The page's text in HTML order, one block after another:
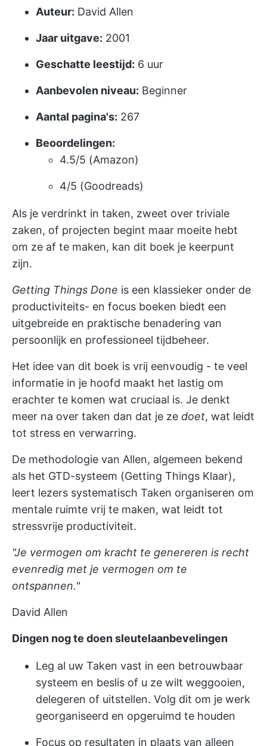
Auteur: David Allen
Jaar uitgave: 2001
Geschatte leestijd: 6 uur
Aanbevolen niveau: Beginner
Aantal pagina's: 267
Beoordelingen:
4.5/5 (Amazon)
4/5 (Goodreads)
Als je verdrinkt in taken, zweet over triviale
zaken, of projecten begint maar moeite hebt
om ze af te maken, kan dit boek je keerpunt
zijn.
Getting Things Done is een klassieker onder de
productiviteits- en focus boeken biedt een
uitgebreide en praktische benadering van
persoonlijk en professioneel tijdbeheer.
Het idee van dit boek is vrij eenvoudig - te veel
informatie in je hoofd maakt het lastig om
erachter te komen wat cruciaal is. Je denkt
meer na over taken dan dat je ze doet, wat leidt
tot stress en verwarring.
De methodologie van Allen, algemeen bekend
als het GTD-systeem (Getting Things Klaar),
leert lezers systematisch Taken organiseren om
mentale ruimte vrij te maken, wat leidt tot
stressvrije productiviteit.
"Je vermogen om kracht te genereren is recht
evenredig met je vermogen om te
ontspannen."
David Allen
Dingen nog te doen sleutelaanbevelingen
Leg al uw Taken vast in een betrouwbaar
systeem en beslis of u ze wilt weggooien,
delegeren of uitstellen. Volg dit om je werk
georganiseerd en opgeruimd te houden
Focus op resultaten in plaats van alleen